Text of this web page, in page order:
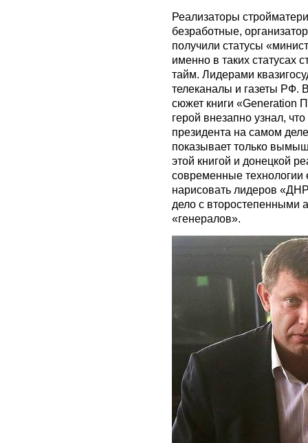
Реализаторы
безработные,
получили статусы
именно в таких статусах
тайм. Лидерами
телеканалы и газеты РФ.
сюжет книги «Generation
герой внезапно узнал,
президента на самом
показывает только
этой книгой и донецкой
современные
нарисовать лидеров
дело с второстепенными
«генералов».